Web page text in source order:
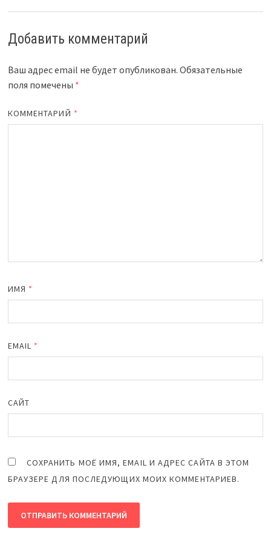
Добавить комментарий
Ваш адрес email не будет опубликован. Обязательные
поля помечены *
КОММЕНТАРИЙ *
ИМЯ *
EMAIL *
САЙТ
СОХРАНИТЬ МОЁ ИМЯ, EMAIL И АДРЕС САЙТА В ЭТОМ
БРАУЗЕРЕ ДЛЯ ПОСЛЕДУЮЩИХ МОИХ КОММЕНТАРИЕВ.